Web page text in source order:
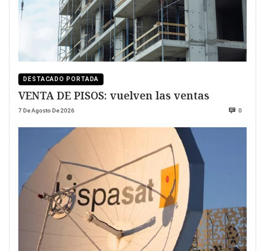
DESTACADO PORTADA
VENTA DE PISOS: vuelven las ventas
7 De Agosto De 2026 0